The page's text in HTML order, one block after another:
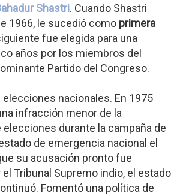
Shastri. Cuando Shastri
1966, le sucedió como primera
fue elegida para una
años por los miembros del
Partido del Congreso.
elecciones nacionales. En 1975
infracción menor de la
elecciones durante la campaña de
de emergencia nacional el
su acusación pronto fue
Tribunal Supremo indio, el estado
Fomentó una política de